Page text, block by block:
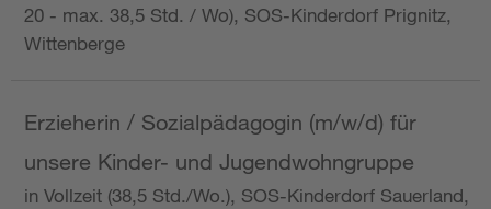
20 - max. 38,5 Std. / Wo), SOS-Kinderdorf Prignitz,
Wittenberge
Erzieherin / Sozialpädagogin (m/w/d) für
unsere Kinder- und Jugendwohngruppe
in Vollzeit (38,5 Std./Wo.), SOS-Kinderdorf Sauerland,